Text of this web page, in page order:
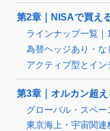
第2章｜NISAで買え
ラインナップ一覧
為替ヘッジあり・な
アクティブ型とイ
第3章｜オルカン超
グローバル・スペ
東京海上・宇宙関